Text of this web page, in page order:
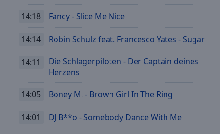
14:18 Fancy - Slice Me Nice
14:14 Robin Schulz feat. Francesco Yates - Sugar
14:11
Die Schlagerpiloten - Der Captain deines
Herzens
14:05 Boney M. - Brown Girl In The Ring
14:01 DJ B**o - Somebody Dance With Me